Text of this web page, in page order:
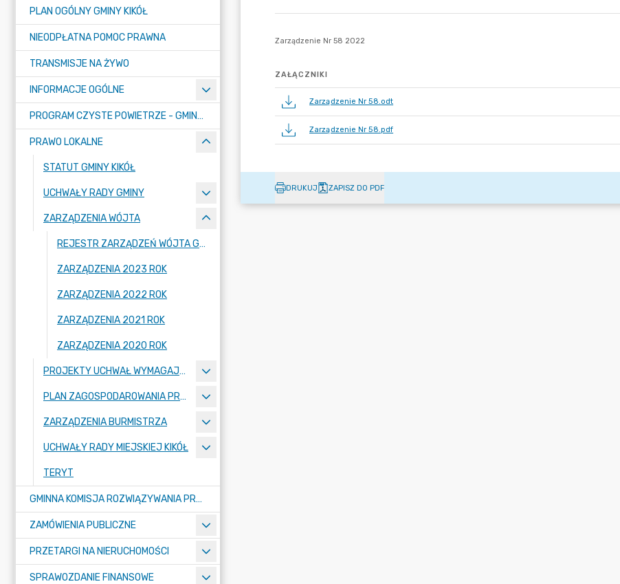
PLAN OGÓLNY GMINY KIKÓŁ
NIEODPŁATNA POMOC PRAWNA
TRANSMISJE NA ŻYWO
INFORMACJE OGÓLNE
PROGRAM CZYSTE POWIETRZE - GMINA KIKÓŁ
PRAWO LOKALNE
STATUT GMINY KIKÓŁ
UCHWAŁY RADY GMINY
ZARZĄDZENIA WÓJTA
REJESTR ZARZĄDZEŃ WÓJTA GMINY
ZARZĄDZENIA 2023 ROK
ZARZĄDZENIA 2022 ROK
ZARZĄDZENIA 2021 ROK
ZARZĄDZENIA 2020 ROK
PROJEKTY UCHWAŁ WYMAGAJĄCE KONSULTACJI
PLAN ZAGOSPODAROWANIA PRZESTRZENNEGO
ZARZĄDZENIA BURMISTRZA
UCHWAŁY RADY MIEJSKIEJ KIKÓŁ
TERYT
GMINNA KOMISJA ROZWIĄZYWANIA PROBLEMÓW ALKOHOLOWYCH
ZAMÓWIENIA PUBLICZNE
PRZETARGI NA NIERUCHOMOŚCI
SPRAWOZDANIE FINANSOWE
ZAŁĄCZNIKI
Zarządzenie Nr 58.odt
Zarządzenie Nr 58.pdf
DRUKUJ ZAPISZ DO PDF